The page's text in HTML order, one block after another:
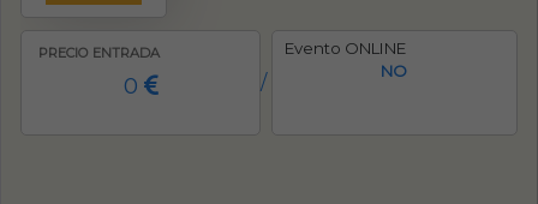
PRECIO ENTRADA
0 /
Evento ONLINE
NO